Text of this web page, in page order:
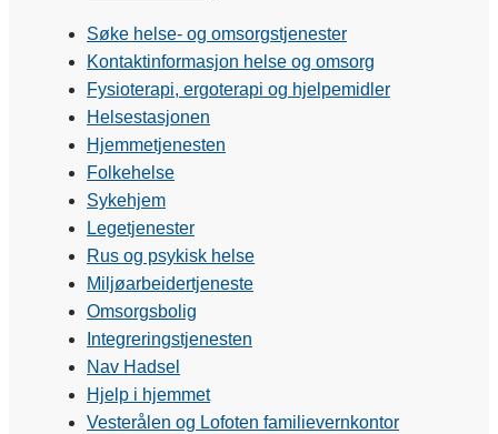
Søke helse- og omsorgstjenester
Kontaktinformasjon helse og omsorg
Fysioterapi, ergoterapi og hjelpemidler
Helsestasjonen
Hjemmetjenesten
Folkehelse
Sykehjem
Legetjenester
Rus og psykisk helse
Miljøarbeidertjeneste
Omsorgsbolig
Integreringstjenesten
Nav Hadsel
Hjelp i hjemmet
Vesterålen og Lofoten familievernkontor